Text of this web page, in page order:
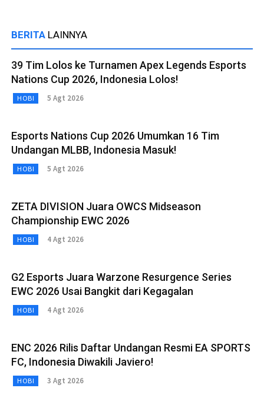
BERITA LAINNYA
39 Tim Lolos ke Turnamen Apex Legends Esports
Nations Cup 2026, Indonesia Lolos!
HOBI 5 Agt 2026
Esports Nations Cup 2026 Umumkan 16 Tim
Undangan MLBB, Indonesia Masuk!
HOBI 5 Agt 2026
ZETA DIVISION Juara OWCS Midseason
Championship EWC 2026
HOBI 4 Agt 2026
G2 Esports Juara Warzone Resurgence Series
EWC 2026 Usai Bangkit dari Kegagalan
HOBI 4 Agt 2026
ENC 2026 Rilis Daftar Undangan Resmi EA SPORTS
FC, Indonesia Diwakili Javiero!
HOBI 3 Agt 2026